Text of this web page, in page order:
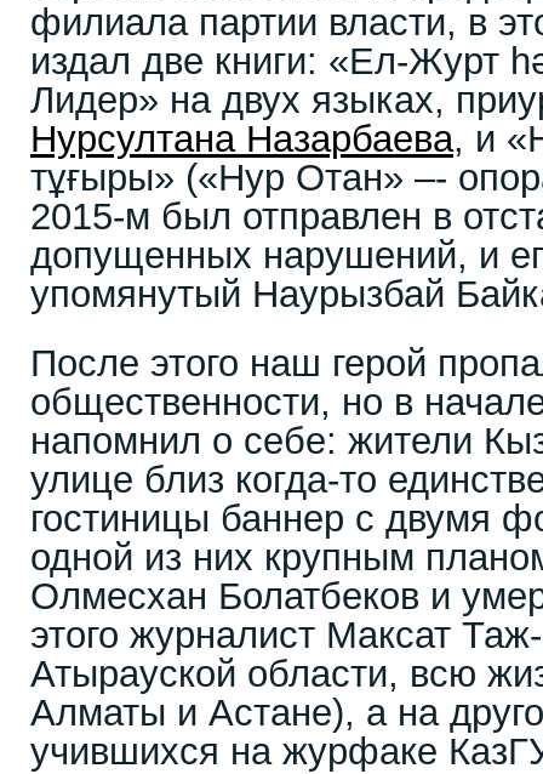
филиала партии власти, в
издал две книги: «Ел-Журт
Лидер» на двух языках,
Нурсултана Назарбаева, и
тұғыры» («Нур Отан» –-
2015-м был отправлен в
допущенных нарушений, и
упомянутый Наурызбай
После этого наш герой
общественности, но в
напомнил о себе: жители
улице близ когда-то
гостиницы баннер с двумя
одной из них крупным
Олмесхан Болатбеков и
этого журналист Максат
Атырауской области, всю
Алматы и Астане), а на
учившихся на журфаке